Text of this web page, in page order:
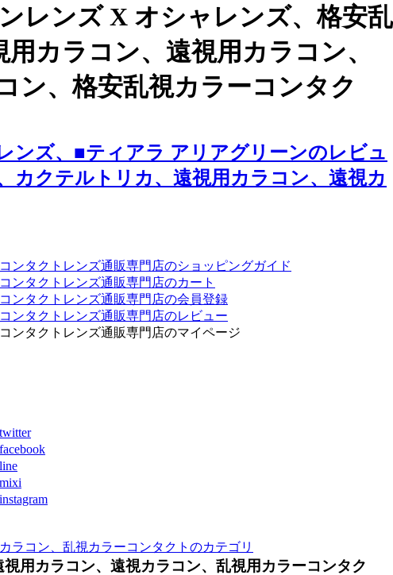
レンズ X オシャレンズ、格安乱
カラコン、遠視用カラコン、
ン、格安乱視カラーコンタク
ンズ、■ティアラ アリアグリーンのレビュ
カクテルトリカ、遠視用カラコン、遠視カ
ンタクトレンズ通販専門店のショッピングガイド
ンタクトレンズ通販専門店のカート
ンタクトレンズ通販専門店の会員登録
ンタクトレンズ通販専門店のレビュー
ンタクトレンズ通販専門店のマイページ
ラコン、乱視カラーコンタクトのカテゴリ
用カラコン、遠視カラコン、乱視用カラーコンタク